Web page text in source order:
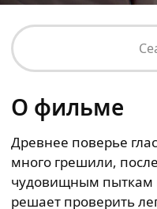
О фильме
Древнее поверье
много грешили,
чудовищным пыткам
решает проверить